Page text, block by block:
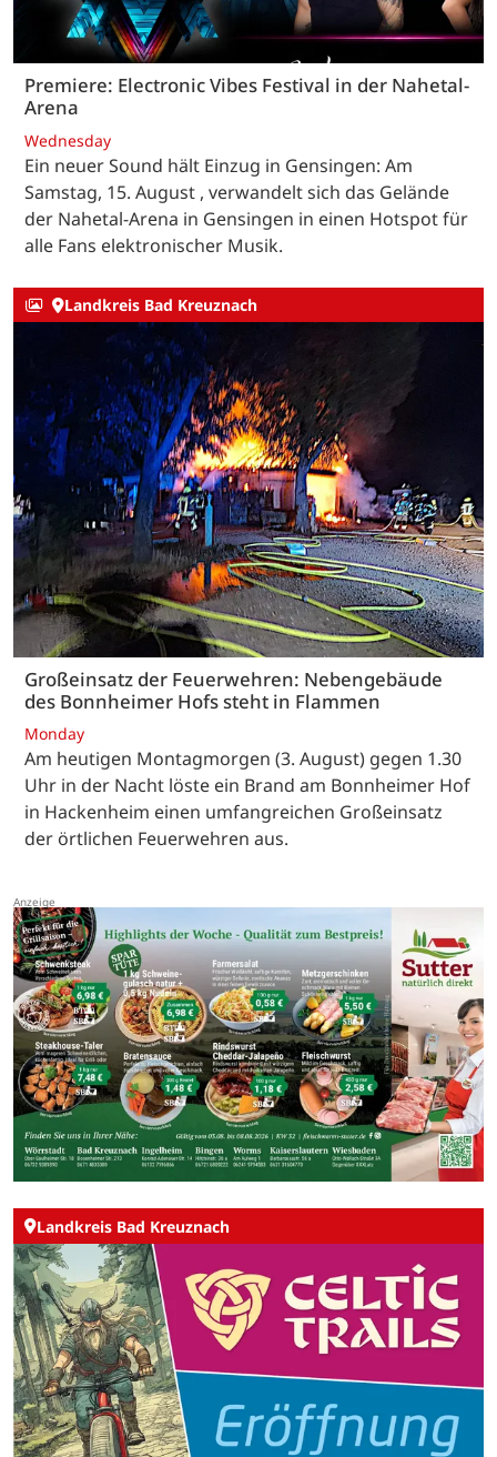
Premiere: Electronic Vibes Festival in der Nahetal-
Arena
Wednesday
Ein neuer Sound hält Einzug in Gensingen: Am
Samstag, 15. August , verwandelt sich das Gelände
der Nahetal-Arena in Gensingen in einen Hotspot für
alle Fans elektronischer Musik.
Landkreis Bad Kreuznach
Großeinsatz der Feuerwehren: Nebengebäude
des Bonnheimer Hofs steht in Flammen
Monday
Am heutigen Montagmorgen (3. August) gegen 1.30
Uhr in der Nacht löste ein Brand am Bonnheimer Hof
in Hackenheim einen umfangreichen Großeinsatz
der örtlichen Feuerwehren aus.
Landkreis Bad Kreuznach